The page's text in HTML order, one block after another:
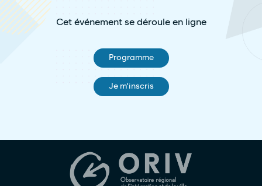
Cet événement se déroule en ligne
Programme
Je m'inscris